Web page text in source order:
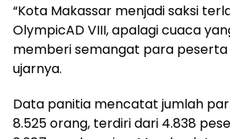
“Kota Makassar menjadi saksi
OlympicAD VIII, apalagi cuaca
memberi semangat para peserta
ujarnya.
Data panitia mencatat jumlah
8.525 orang, terdiri dari 4.838